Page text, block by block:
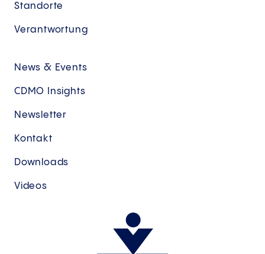
Standorte
Verantwortung
News & Events
CDMO Insights
Newsletter
Kontakt
Downloads
Videos